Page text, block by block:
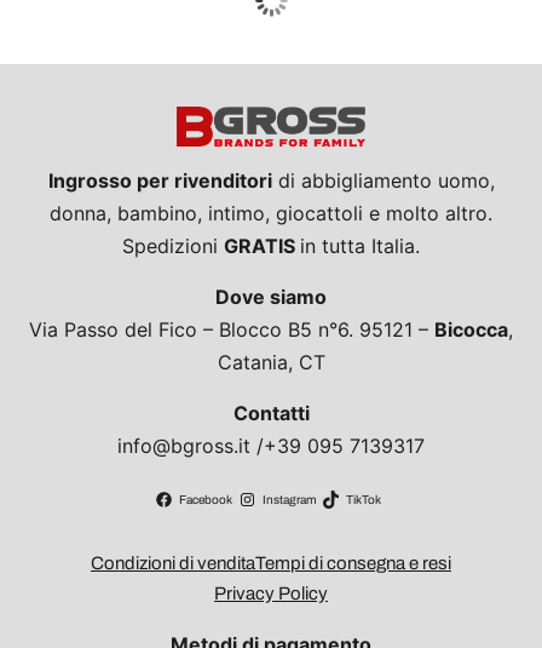
Guarda tutto
Ingrosso per rivenditoridi abbigliamento uomo,
donna, bambino, intimo, giocattoli e molto altro.
Spedizioni GRATIS in tutta Italia.
Dove siamo
Via Passo del Fico – Blocco B5 n°6. 95121 – Bicocca,
Catania, CT
Contatti
info@bgross.it /+39 095 7139317
Facebook Instagram TikTok
Condizioni di venditaTempi di consegna e resi
Privacy Policy